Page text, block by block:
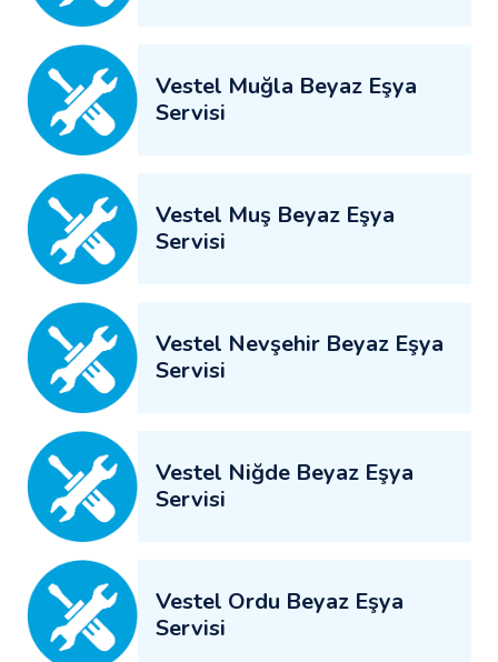
Vestel Muğla Beyaz Eşya
Servisi
Vestel Muş Beyaz Eşya
Servisi
Vestel Nevşehir Beyaz Eşya
Servisi
Vestel Niğde Beyaz Eşya
Servisi
Vestel Ordu Beyaz Eşya
Servisi